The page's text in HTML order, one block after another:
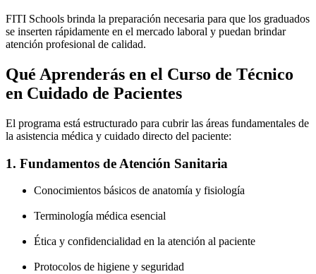
FITI Schools brinda la preparación necesaria para que los graduados
se inserten rápidamente en el mercado laboral y puedan brindar
atención profesional de calidad.
Qué Aprenderás en el Curso de Técnico
en Cuidado de Pacientes
El programa está estructurado para cubrir las áreas fundamentales de
la asistencia médica y cuidado directo del paciente:
1. Fundamentos de Atención Sanitaria
Conocimientos básicos de anatomía y fisiología
Terminología médica esencial
Ética y confidencialidad en la atención al paciente
Protocolos de higiene y seguridad